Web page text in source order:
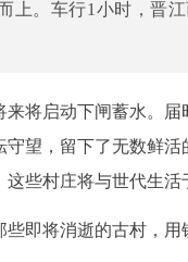
上。车行1小时，晋
将启动下闸蓄水。
望，留下了无数鲜
些村庄将与世代生活
即将消逝的古村，